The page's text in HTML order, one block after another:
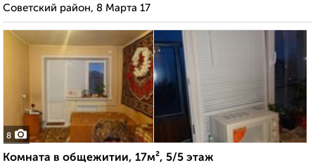
Советский район, 8 Марта 17
8
Комната в общежитии, 17м², 5/5 этаж